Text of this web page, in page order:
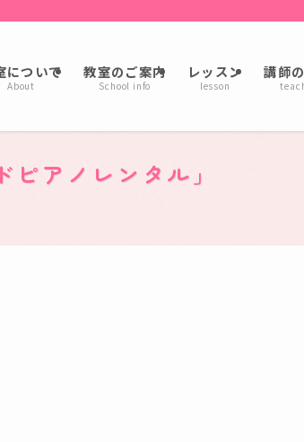
について
About
教室のご案内
School info
レッスン
lesson
講師
アノレンタル」